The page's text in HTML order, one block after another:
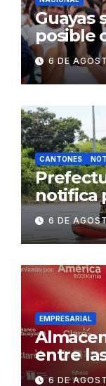
Guayas
posible
2.500
6 DE
CANTONES
notifica
exige
Daule
6 DE
EMPRESARIAL
entre
6 DE